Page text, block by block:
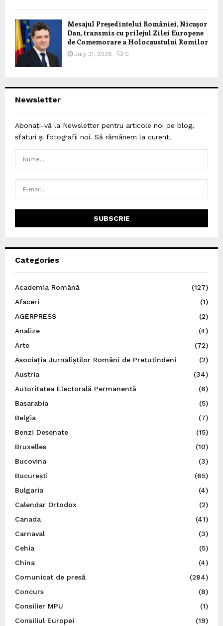
Mesajul Președintelui României, Nicușor
Dan, transmis cu prilejul Zilei Europene
de Comemorare a Holocaustului Romilor
July 31, 2026 0
Newsletter
Abonați-vă la Newsletter pentru articole noi pe blog,
sfaturi și fotografii noi. Să rămânem la curent!
Categories
Academia Română
(127)
Afaceri
(1)
AGERPRESS
(2)
Analize
(4)
Arte
(72)
Asociația Jurnaliștilor Români de Pretutindeni
(2)
Austria
(34)
Autoritatea Electorală Permanentă
(6)
Basarabia
(5)
Belgia
(7)
Benzi Desenate
(15)
Bruxelles
(10)
Bucovina
(3)
București
(65)
Bulgaria
(4)
Calendar Ortodox
(2)
Canada
(41)
Carnaval
(3)
Cehia
(5)
China
(4)
Comunicat de presă
(284)
Concurs
(8)
Consilier MPU
(1)
Consiliul Europei
(19)